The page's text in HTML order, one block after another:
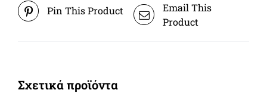
Pin This Product
Email This
Product
Σχετικά προϊόντα